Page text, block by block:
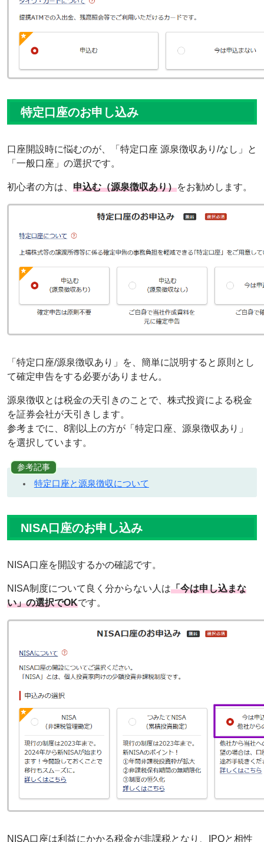
特定口座のお申し込み
口座開設時に悩むのが、「特定口座 源泉徴収あり/なし」と
「一般口座」の選択です。
初心者の方は、 申込む（源泉徴収あり）をお勧めします。
「特定口座/源泉徴収あり」を、簡単に説明すると原則とし
て確定申告をする必要がありません。
源泉徴収とは税金の天引きのことで、株式投資による税金
を証券会社が天引きします。
参考までに、8割以上の方が「特定口座、源泉徴収あり」
を選択しています。
参考記事
特定口座と源泉徴収について
NISA口座のお申し込み
NISA口座を開設するかの確認です。
NISA制度について良く分からない人は「今は申し込まな
い」の選択でOKです。
NISA口座は利益にかかる税金が非課税となり、IPOと相性